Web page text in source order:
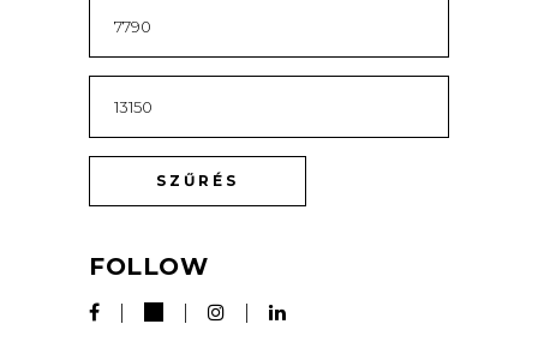
ÁR
ÁR
SZŰRÉS
FOLLOW